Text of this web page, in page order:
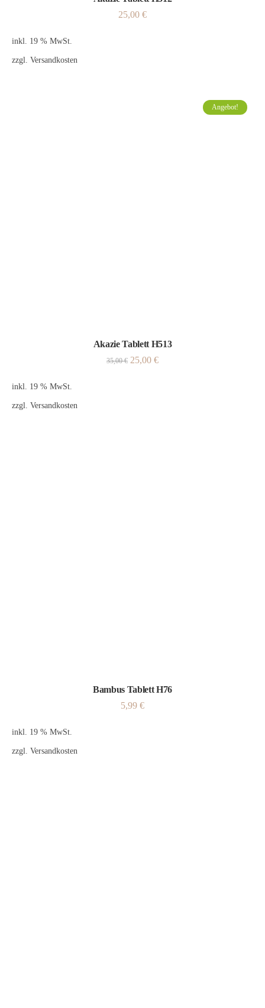
25,00 €
inkl. 19 % MwSt.
zzgl. Versandkosten
Angebot!
Akazie Tablett H513
35,00€ 25,00 €
inkl. 19 % MwSt.
zzgl. Versandkosten
Bambus Tablett H76
5,99 €
inkl. 19 % MwSt.
zzgl. Versandkosten